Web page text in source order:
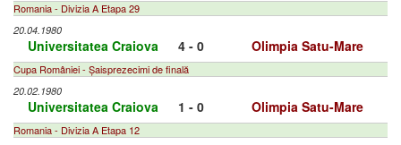
Romania - Divizia A Etapa 29
20.04.1980
Universitatea Craiova 4 - 0 Olimpia Satu-Mare
Cupa României - Șaisprezecimi de finală
20.02.1980
Universitatea Craiova 1 - 0 Olimpia Satu-Mare
Romania - Divizia A Etapa 12